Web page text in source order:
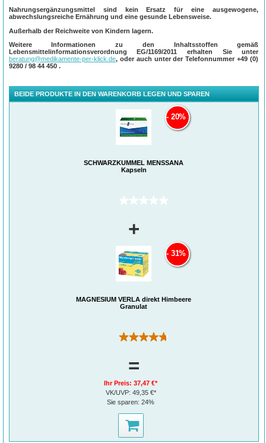
Nahrungsergänzungsmittel sind kein Ersatz für eine ausgewogene,
abwechslungsreiche Ernährung und eine gesunde Lebensweise.
Außerhalb der Reichweite von Kindern lagern.
Weitere Informationen zu den Inhaltsstoffen gemäß
Lebensmittelinformationsverordnung EG/1169/2011 erhalten Sie unter
beratung@medikamente-per-klick.de, oder auch unter der Telefonnummer+49 (0)
9280 / 98 44 450 .
BEIDE PRODUKTE IN DEN WARENKORB LEGEN UND SPAREN
SCHWARZKÜMMEL MENSSANA
Kapseln
(0)
20%
+
MAGNESIUM VERLA direkt Himbeere
Granulat
(9)
31%
=
Ihr Preis:37,47 €*
VK/UVP: 49,35 €*
Sie sparen:24%